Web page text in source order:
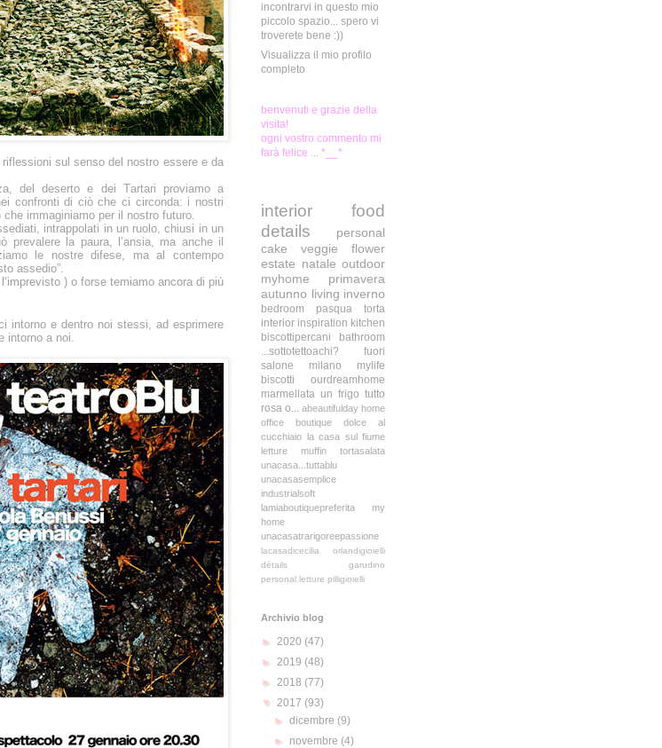
sul senso del nostro essere e da
del deserto e dei Tartari proviamo a
confronti di ciò che ci circonda: i nostri
immaginiamo per il nostro futuro.
intrappolati in un ruolo, chiusi in un
la paura, l’ansia, ma anche il
le nostre difese, ma al contempo
assedio”.
) o forse temiamo ancora di più
intorno e dentro noi stessi, ad esprimere
intorno a noi.
incontrarvi in questo mio
piccolo spazio... spero vi
troverete bene :))
Visualizza il mio profilo
completo
benvenuti e grazie della
visita!
ogni vostro commento mi
farà felice ... *__*
interior
food
details
personal
cake
veggie
flower
estate natale outdoor
myhome
primavera
autunno living inverno
bedroom pasqua
torta
interior inspiration kitchen
biscottipercani
bathroom
...sottotettoachi?
fuori
salone milano
mylife
biscotti
ourdreamhome
marmellata un frigo tutto
rosa o... abeautifulday home
office
boutique
dolce al
cucchiaio la casa sul fiume
letture
muffin
tortasalata
unacasa...tuttablu
unacasasemplice
industrialsoft
lamiaboutiquepreferita
my
home
unacasatrarigoreepassione
lacasadicecilia
orlandigioielli
détails
garudino
personal.letture pilligioielli
Archivio blog
► 2020 (47)
► 2019 (48)
► 2018 (77)
▼ 2017 (93)
►dicembre (9)
► novembre (4)